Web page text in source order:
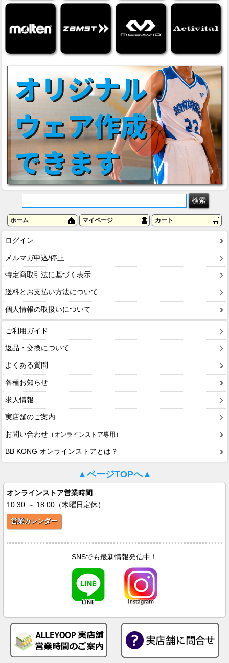
ホーム マイページ カート
ログイン
メルマガ申込/停止
特定商取引法に基づく表示
送料とお支払い方法について
個人情報の取扱いについて
ご利用ガイド
返品・交換について
よくある質問
各種お知らせ
求人情報
実店舗のご案内
お問い合わせ （オンラインストア専用）
BB KONG オンラインストアとは？
▲ページTOPへ▲
オンラインストア営業時間
10:30 ～ 18:00（木曜日定休）
営業カレンダー
SNSでも最新情報発信中！